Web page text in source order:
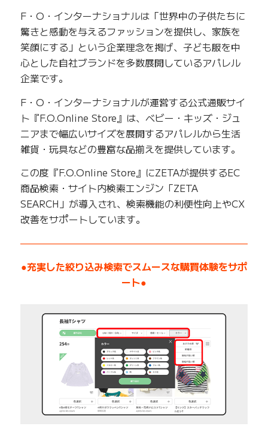
F・O・インターナショナルは「世界中の子供たちに
驚きと感動を与えるファッションを提供し、家族を
笑顔にする」という企業理念を掲げ、子ども服を中
心とした自社ブランドを多数展開しているアパレル
企業です。
F・O・インターナショナルが運営する公式通販サイ
ト『F.O.Online Store』は、ベビー・キッズ・ジュ
ニアまで幅広いサイズを展開するアパレルから生活
雑貨・玩具などの豊富な品揃えを提供しています。
この度『F.O.Online Store』にZETAが提供するEC
商品検索・サイト内検索エンジン「ZETA
SEARCH」が導入され、検索機能の利便性向上やCX
改善をサポートしています。
●充実した絞り込み検索でスムースな購買体験をサポ
ート●